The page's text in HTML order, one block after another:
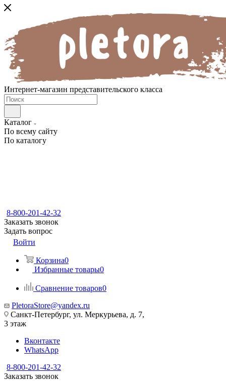
Интернет-магазин представительского класса
Каталог
По всему сайту
По каталогу
8-800-201-42-32
Заказать звонок
Задать вопрос
Войти
Корзина0
Избранные товары0
Сравнение товаров0
PletoraStore@yandex.ru
Санкт-Петербург, ул. Меркурьева, д. 7,
3 этаж
Вконтакте
WhatsApp
8-800-201-42-32
Заказать звонок